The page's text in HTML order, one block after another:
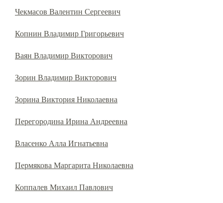
Чекмасов Валентин Сергеевич
Копнин Владимир Григорьевич
Ваян Владимир Викторович
Зорин Владимир Викторович
Зорина Виктория Николаевна
Перегородина Ирина Андреевна
Власенко Алла Игнатьевна
Пермякова Маргарита Николаевна
Коппалев Михаил Павлович